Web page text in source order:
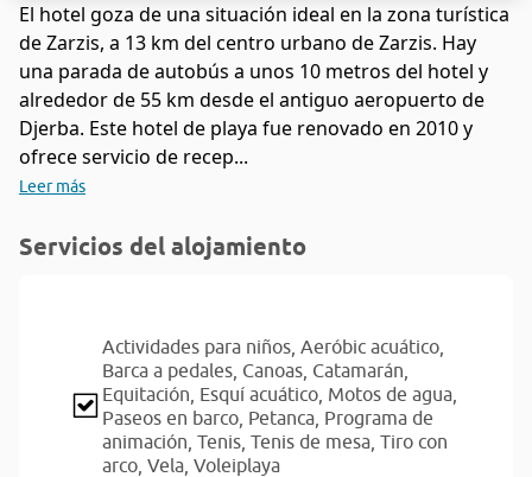
El hotel goza de una situación ideal en la zona turística
de Zarzis, a 13 km del centro urbano de Zarzis. Hay
una parada de autobús a unos 10 metros del hotel y
alrededor de 55 km desde el antiguo aeropuerto de
Djerba. Este hotel de playa fue renovado en 2010 y
ofrece servicio de recep...
Leer más
Servicios del alojamiento
Actividades para niños, Aeróbic acuático,
Barca a pedales, Canoas, Catamarán,
Equitación, Esquí acuático, Motos de agua,
Paseos en barco, Petanca, Programa de
animación, Tenis, Tenis de mesa, Tiro con
arco, Vela, Voleiplaya